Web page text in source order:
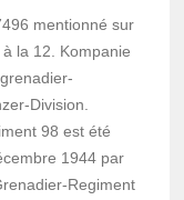
mentionné sur
la 12. Kompanie
Division.
98 est été
1944 par
Regiment